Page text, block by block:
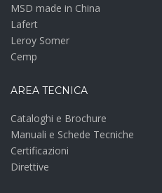
MSD made in China
Lafert
Leroy Somer
Cemp
AREA TECNICA
Cataloghi e Brochure
Manuali e Schede Tecniche
Certificazioni
Direttive